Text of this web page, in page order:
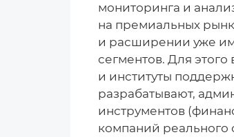
мониторинга и
на премиальных
и расширении уже
сегментов. Для
и институты
разрабатывают,
инструментов
компаний реального